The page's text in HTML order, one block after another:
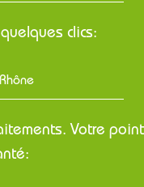
clics:
Votre point